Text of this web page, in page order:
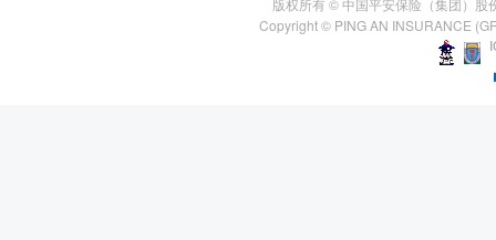
版权所有 © 中国平安保险（集团）股
Copyright © PING AN INSURANCE